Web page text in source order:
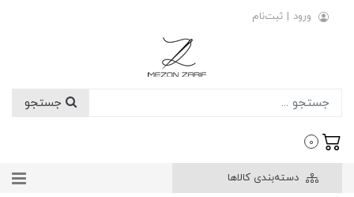
ورود | ثبت‌نام
0
دسته‌بندی کالاها